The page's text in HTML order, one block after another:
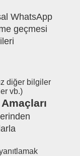
WhatsApp
geçmesi
diğer bilgiler
vb.)